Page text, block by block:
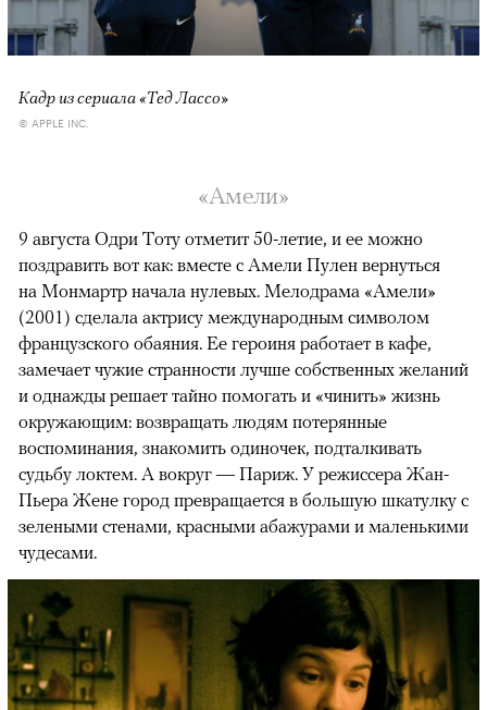
Кадр из сериала «Тед Лассо»
© APPLE INC.
«Амели»
9 августа Одри Тоту отметит 50-летие, и ее можно
поздравить вот как: вместе с Амели Пулен вернуться
на Монмартр начала нулевых. Мелодрама «Амели»
(2001) сделала актрису международным символом
французского обаяния. Ее героиня работает в кафе,
замечает чужие странности лучше собственных желаний
и однажды решает тайно помогать и «чинить» жизнь
окружающим: возвращать людям потерянные
воспоминания, знакомить одиночек, подталкивать
судьбу локтем. А вокруг — Париж. У режиссера Жан-
Пьера Жене город превращается в большую шкатулку с
зелеными стенами, красными абажурами и маленькими
чудесами.